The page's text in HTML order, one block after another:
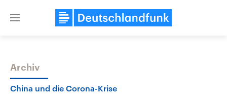
Close
Themen
Archiv
China und die Corona-Krise